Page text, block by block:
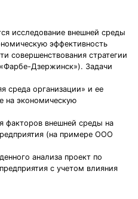
исследование внешней среды
эффективность
совершенствования стратегии
Дзержинск»). Задачи
среда организации» и ее
на экономическую
факторов внешней среды на
(на примере ООО
анализа проект по
с учетом влияния